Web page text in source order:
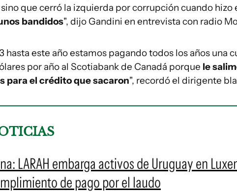
que cerró la izquierda por corrupción cuando hizo
bandidos", dijo Gandini en entrevista con radio
hasta este año estamos pagando todos los años una
por año al Scotiabank de Canadá porque le
para el crédito que sacaron", recordó el dirigente
LARAH embarga activos de Uruguay en
de pago por el laudo